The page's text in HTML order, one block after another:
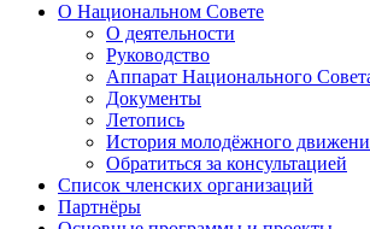
О Национальном Совете
О деятельности
Руководство
Аппарат Национального
Документы
Летопись
История молодёжного
Обратиться за консультацией
Список членских организаций
Партнёры